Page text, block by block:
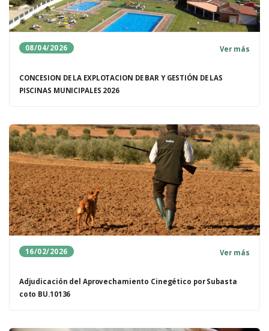
08/04/2026 Ver más
CONCESION DE LA EXPLOTACION DE BAR Y GESTIÓN DE LAS
PISCINAS MUNICIPALES 2026
16/02/2026 Ver más
Adjudicación del Aprovechamiento Cinegético por Subasta
coto BU.10136